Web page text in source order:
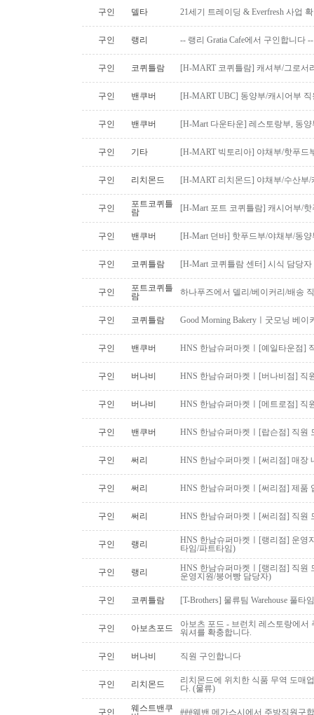
구인 델타 21세기 트레이딩 & Everfresh 사업
구인 랭리 -- 랭리 Gratia Cafe에서 구인합니다 --
구인 코퀴틀람 [H-MART 코퀴틀람] 캐셔부/그로서
구인 밴쿠버 [H-MART UBC] 동양부/캐시어부
구인 밴쿠버 [H-Mart 다운타운] 레스토랑부, 동
구인 기타 [H-MART 빅토리아] 야채부/핫푸드
구인 리치몬드 [H-MART 리치몬드] 야채부/수산부
구인
포트코퀴틀
람
[H-Mart 포트 코퀴틀람] 캐시어부/
구인 밴쿠버 [H-Mart 던바] 핫푸드부/야채부/동
구인 코퀴틀람 [H-Mart 코퀴틀람 센터] 시식 담당
구인
포트코퀴틀
람
하나푸즈에서 델리/베이커리/배송
구인 코퀴틀람 Good Morning Bakeryㅣ굿모닝 베
구인 밴쿠버 HNS 한남슈퍼마켓ㅣ[예일타운점]
구인 버나비 HNS 한남슈퍼마켓ㅣ[버나비점] 직
구인 버나비 HNS 한남슈퍼마켓ㅣ[메트로점] 직
구인 밴쿠버 HNS 한남슈퍼마켓ㅣ[랍슨점] 직원
구인 써리 HNS 한남수퍼마켓ㅣ[써리점] 매장
구인 써리 HNS 한남슈퍼마켓ㅣ[써리점] 제품
구인 써리 HNS 한남슈퍼마켓ㅣ[써리점] 직원
구인 랭리
HNS 한남슈퍼마켓ㅣ[랭리점] 운영
타임/파트타임)
구인 랭리
HNS 한남슈퍼마켓ㅣ[랭리점] 직원
운영지원/붕어빵 담당자)
구인 코퀴틀람 [T-Brothers] 물류팀 Warehouse 풀타
구인 아보츠포드
아보츠 포드 - 브런치 레스토랑에서
워셔를 확충합니다.
구인 버나비 직원 구인합니다
구인 리치몬드
리치몬드에 위치한 식품 무역 도매
다. (물류)
구인
웨스트밴쿠
###웨밴 메가스시에서 주방직원구